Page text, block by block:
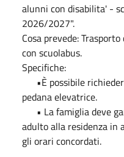
alunni con disabilita' -
2026/2027".
Cosa prevede:
con scuolabus.
Specifiche:
•È possibile
pedana elevatrice.
• La famiglia deve
adulto alla residenza in
gli orari concordati.